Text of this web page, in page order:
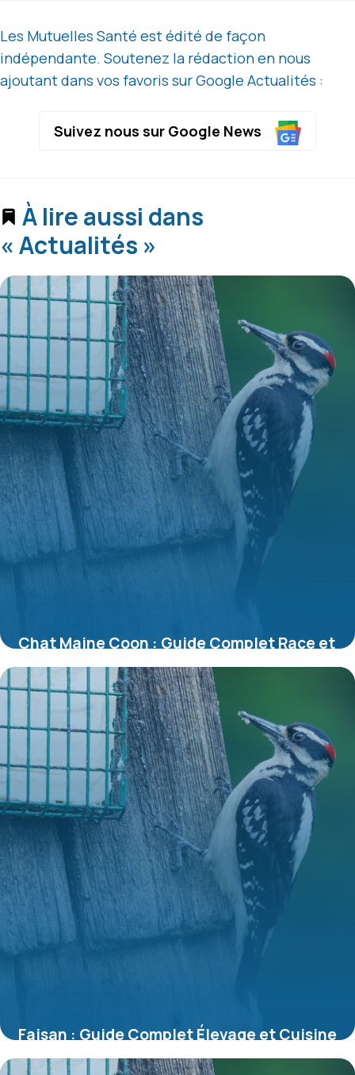
Les Mutuelles Santé est édité de façon
indépendante. Soutenez la rédaction en nous
ajoutant dans vos favoris sur Google Actualités :
Suivez nous sur Google News
À lire aussi dans
« Actualités »
Chat Maine Coon : Guide Complet Race et
Soins
10 juillet 2026
Faisan : Guide Complet Élevage et Cuisine
2026